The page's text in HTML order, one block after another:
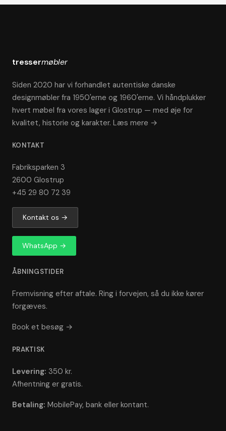
tressermøbler
Siden 2020 har vi forhandlet autentiske danske
designmøbler fra 1950'erne og 1960'erne. Vi håndplukker
hvert møbel fra vores lager i Glostrup — med øje for
kvalitet, historie og karakter. Læs mere →
KONTAKT
Fabriksparken 3
2600 Glostrup
+45 29 80 72 39
Kontakt os →
WhatsApp →
ÅBNINGSTIDER
Fremvisning efter aftale. Ring i forvejen, så du ikke kører
forgæves.
Book et besøg →
PRAKTISK
Levering: 350 kr.
Afhentning er gratis.
Betaling: MobilePay, bank eller kontant.